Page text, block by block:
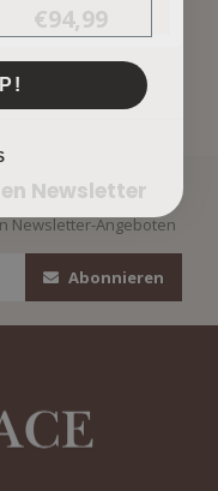
€94,99
Newsletter
Newsletter-Angeboten
Abonnieren